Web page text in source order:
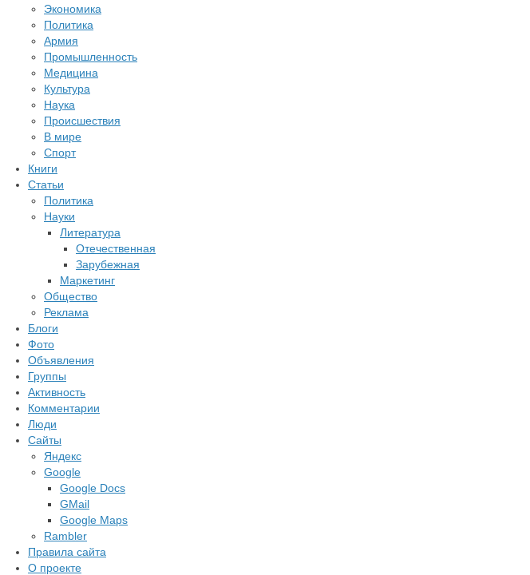
Регистрация
Экономика
Политика
Армия
Промышленность
Медицина
Культура
Наука
Происшествия
В мире
Спорт
Книги
Статьи
Политика
Науки
Литература
Отечественная
Зарубежная
Маркетинг
Общество
Реклама
Блоги
Фото
Объявления
Группы
Активность
Комментарии
Люди
Сайты
Яндекс
Google
Google Docs
GMail
Google Maps
Rambler
Правила сайта
О проекте